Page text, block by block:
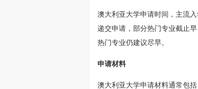
澳大利亚大学申请时间，主流
递交申请，部分热门专业截止
热门专业仍建议尽早。
申请材料
澳大利亚大学申请材料通常包